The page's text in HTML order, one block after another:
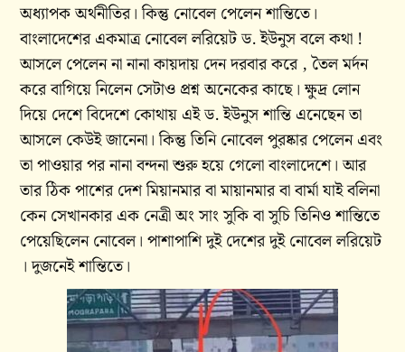
অধ্যাপক অর্থনীতির। কিন্তু নোবেল পেলেন শান্তিতে।
বাংলাদেশের একমাত্র নোবেল লরিয়েট ড. ইউনুস বলে কথা !
আসলে পেলেন না নানা কায়দায় দেন দরবার করে , তৈল মর্দন
করে বাগিয়ে নিলেন সেটাও প্রশ্ন অনেকের কাছে। ক্ষুদ্র লোন
দিয়ে দেশে বিদেশে কোথায় এই ড. ইউনুস শান্তি এনেছেন তা
আসলে কেউই জানেনা। কিন্তু তিনি নোবেল পুরষ্কার পেলেন এবং
তা পাওয়ার পর নানা বন্দনা শুরু হয়ে গেলো বাংলাদেশে। আর
তার ঠিক পাশের দেশ মিয়ানমার বা মায়ানমার বা বার্মা যাই বলিনা
কেন সেখানকার এক নেত্রী অং সাং সুকি বা সুচি তিনিও শান্তিতে
পেয়েছিলেন নোবেল। পাশাপাশি দুই দেশের দুই নোবেল লরিয়েট
। দুজনেই শান্তিতে।